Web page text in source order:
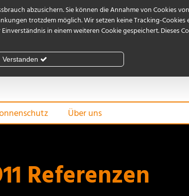
Über uns
Referenzen
abzusichern. Sie können die Annahme von Cookies
trotzdem möglich. Wir setzen keine Tracking-Cookies
in einem weiteren Cookie gespeichert. Dieses
Verstanden